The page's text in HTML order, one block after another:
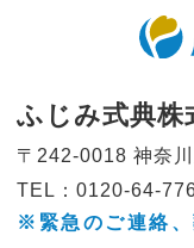
ふじみ式典株
〒242-0018 神奈
TEL：0120-64-
※緊急のご連絡、